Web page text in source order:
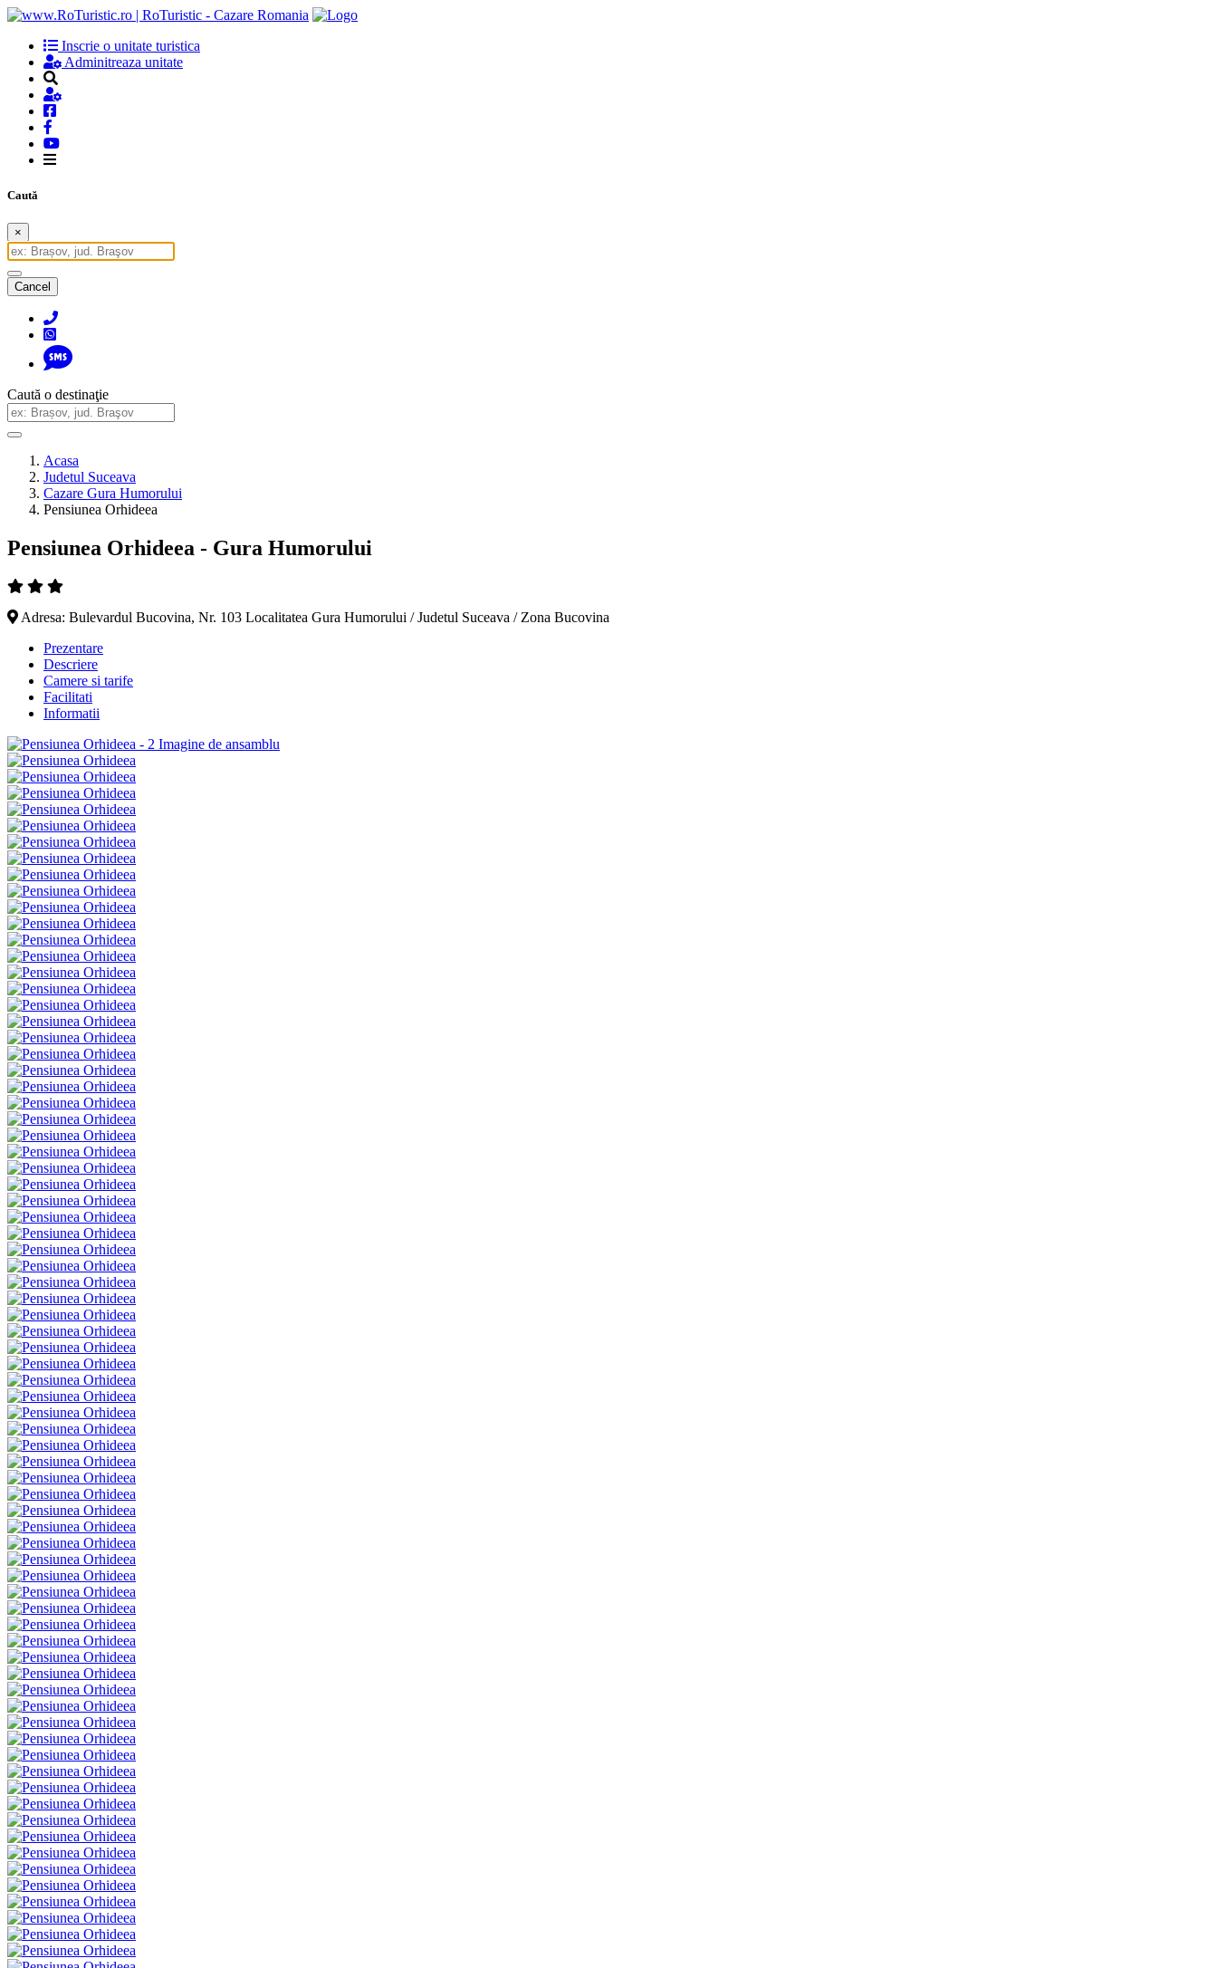
Inscrie o unitate turistica
Adminitreaza unitate
Caută
×
Cancel
Caută o destinaţie
Acasa
Judetul Suceava
Cazare Gura Humorului
Pensiunea Orhideea
Pensiunea Orhideea - Gura Humorului
Adresa: Bulevardul Bucovina, Nr. 103 Localitatea Gura Humorului / Judetul Suceava / Zona Bucovina
Prezentare
Descriere
Camere si tarife
Facilitati
Informatii